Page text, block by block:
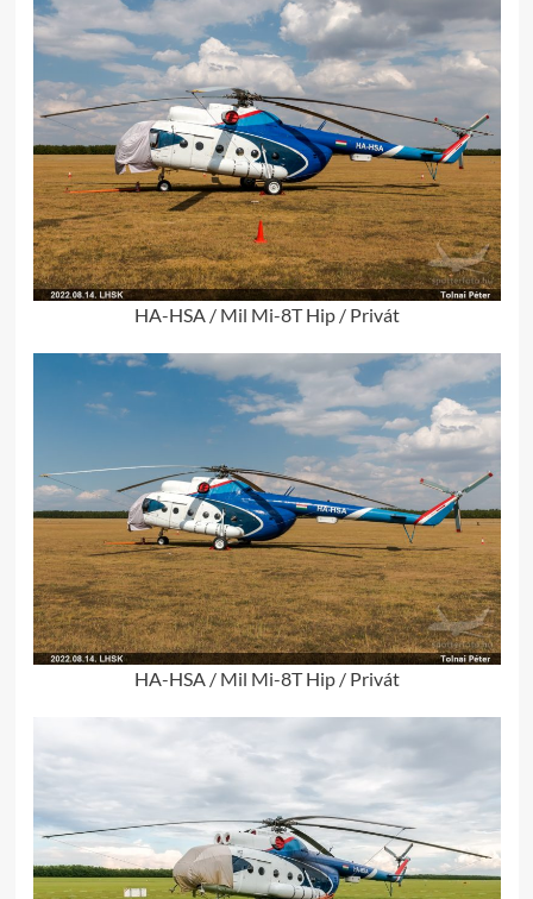
HA-HSA / Mil Mi-8T Hip / Privát
HA-HSA / Mil Mi-8T Hip / Privát